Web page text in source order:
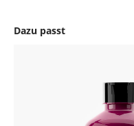
Dazu passt